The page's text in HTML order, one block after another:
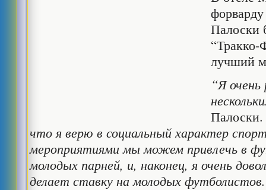
Палоски
лучший
“Я
что я верю в социальный характер
мероприятиями мы можем привлечь в
молодых парней, и, наконец, я очень
делает ставку на молодых